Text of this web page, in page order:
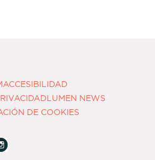
ACCESIBILIDAD
LUMEN NEWS
DE COOKIES